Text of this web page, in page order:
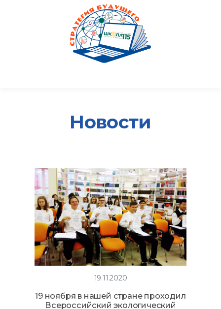
Новости
19.11.2020
19 ноября в нашей стране проходил
Всероссийский экологический